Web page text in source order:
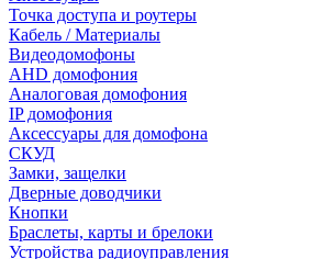
Точка доступа и роутеры
Кабель / Материалы
Видеодомофоны
AHD домофония
Аналоговая домофония
IP домофония
Аксессуары для домофона
СКУД
Замки, защелки
Дверные доводчики
Кнопки
Браслеты, карты и брелоки
Устройства радиоуправления